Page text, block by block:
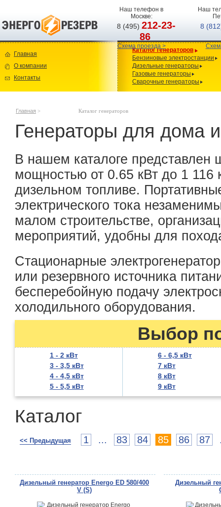
Наш телефон в
Москве:
8 (495)212-23-
86
Схема проезда >
Наш
8
Главная
О компании
Контакты
Каталог генераторов
Бензиновые электростанции
Дизельные генераторы
Газовые генераторы
Сварочные генераторы
Главная > Каталог генераторов
Генераторы для дома
В нашем каталоге представлен
мощностью от 0.65 кВт до 1 116
дизельном топливе.
электрического тока
малом строительстве,
мероприятий, удобны для
Стационарные
или резервного источника
бесперебойную подачу
холодильного оборудования.
Выбор
1 - 2 кВт
3 - 3,5 кВт
4 - 4,5 кВт
5 - 5,5 кВт
6 - 6,5 кВт
7 кВт
8 кВт
9 кВт
Каталог
<< Предыдущая 1 ... 83 84 85 86 87
Дизельный генератор Energo ED 580/400
V (S)
Дизельный